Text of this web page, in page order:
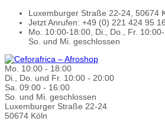
Luxemburger Straße 22-24, 50674
Jetzt Anrufen: +49 (0) 221 424 95 16
Mo. 10:00-18:00, Di., Do., Fr.
So. und Mi. geschlossen
Mo. 10:00 - 18:00
Di., Do. und Fr. 10:00 - 20:00
Sa. 09:00 - 16:00
So. und Mi. geschlossen
Luxemburger Straße 22-24
50674 Köln